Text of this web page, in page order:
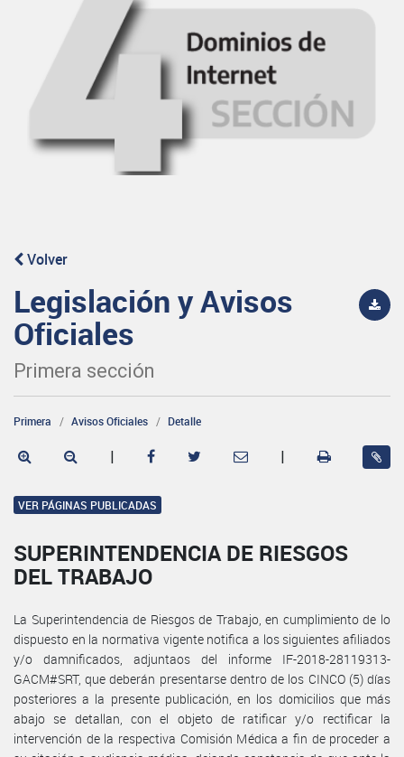
Volver
Legislación y Avisos
Oficiales
Primera sección
Primera Avisos Oficiales Detalle
| |
VER PÁGINAS PUBLICADAS
SUPERINTENDENCIA DE RIESGOS
DEL TRABAJO
La Superintendencia de Riesgos de Trabajo, en cumplimiento de lo
dispuesto en la normativa vigente notifica a los siguientes afiliados
y/o damnificados, adjuntaos del informe IF-2018-28119313-
GACM#SRT, que deberán presentarse dentro de los CINCO (5) días
posteriores a la presente publicación, en los domicilios que más
abajo se detallan, con el objeto de ratificar y/o rectificar la
intervención de la respectiva Comisión Médica a fin de proceder a